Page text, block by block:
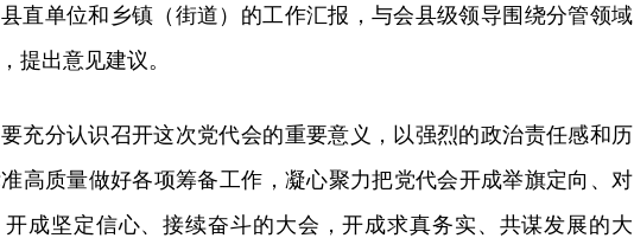
直单位和乡镇（街道）的工作汇报，与会县级领导围绕分管领域
提出意见建议。
充分认识召开这次党代会的重要意义，以强烈的政治责任感和历
高质量做好各项筹备工作，凝心聚力把党代会开成举旗定向、对
成坚定信心、接续奋斗的大会，开成求真务实、共谋发展的大